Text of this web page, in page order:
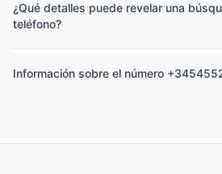
¿Qué detalles puede revelar una
teléfono?
Información sobre el número